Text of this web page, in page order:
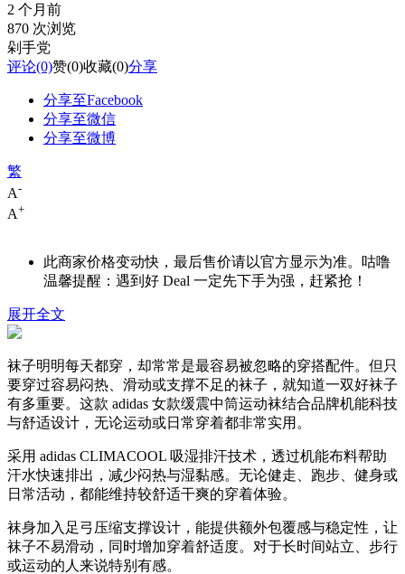
2 个月前
870 次浏览
剁手党
评论(0)赞(0)收藏(0)分享
分享至Facebook
分享至微信
分享至微博
繁
A-
A+
此商家价格变动快，最后售价请以官方显示为准。咕噜
温馨提醒：遇到好 Deal 一定先下手为强，赶紧抢！
展开全文
袜子明明每天都穿，却常常是最容易被忽略的穿搭配件。但只
要穿过容易闷热、滑动或支撑不足的袜子，就知道一双好袜子
有多重要。这款 adidas 女款缓震中筒运动袜结合品牌机能科技
与舒适设计，无论运动或日常穿着都非常实用。
采用 adidas CLIMACOOL 吸湿排汗技术，透过机能布料帮助
汗水快速排出，减少闷热与湿黏感。无论健走、跑步、健身或
日常活动，都能维持较舒适干爽的穿着体验。
袜身加入足弓压缩支撑设计，能提供额外包覆感与稳定性，让
袜子不易滑动，同时增加穿着舒适度。对于长时间站立、步行
或运动的人来说特别有感。